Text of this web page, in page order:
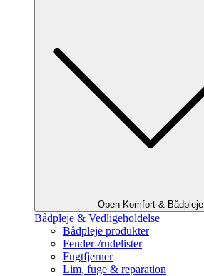
Open Komfort & Bådpleje
Bådpleje & Vedligeholdelse
Bådpleje produkter
Fender-/rudelister
Fugtfjerner
Lim, fuge & reparation